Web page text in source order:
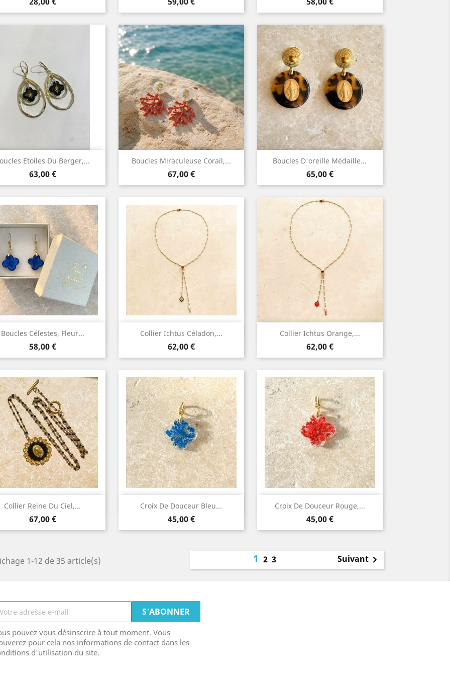
Etoiles Du Berger,...
Prix
63,00 €
 Aperçu rapide Boucles Miraculeuse Corail,...
Prix
67,00 €
 Aperçu rapide Boucles D'oreille Médaille...
Prix
65,00 €
Aperçu rapide
Boucles Célestes, Fleur...
Prix
58,00 €
Aperçu rapide Collier Ichtus Céladon,...
Prix
62,00 €
Aperçu rapide Collier Ichtus Orange,...
Prix
62,00 €
Aperçu rapide
Collier Reine Du Ciel,...
Prix
67,00 €
Aperçu rapide Croix De Douceur Bleu...
Prix
45,00 €
 Aperçu rapide Croix De Douceur Rouge,...
Prix
45,00 €
Aperçu rapide
1-12 de 35 article(s) 1 2 3 Suivant
pouvez vous désinscrire à tout moment. Vous
pour cela nos informations de contact dans les
d'utilisation du site.